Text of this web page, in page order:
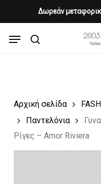
Δωρεάν
content
Menu
Cart
Αρχική σελίδα
Παντελόνια
Ρίγες – Amor Riviera